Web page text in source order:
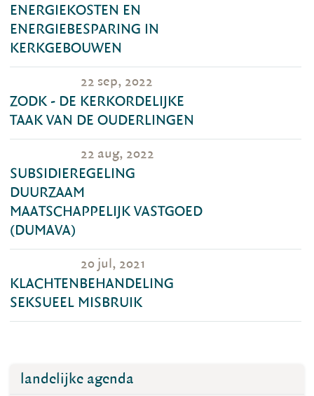
ENERGIEKOSTEN EN
ENERGIEBESPARING IN
KERKGEBOUWEN
22 sep, 2022
ZODK - DE KERKORDELIJKE
TAAK VAN DE OUDERLINGEN
22 aug, 2022
SUBSIDIEREGELING
DUURZAAM
MAATSCHAPPELIJK VASTGOED
(DUMAVA)
20 jul, 2021
KLACHTENBEHANDELING
SEKSUEEL MISBRUIK
landelijke agenda